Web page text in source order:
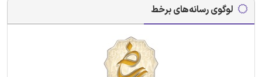
لوگوی رسانه‌های برخط